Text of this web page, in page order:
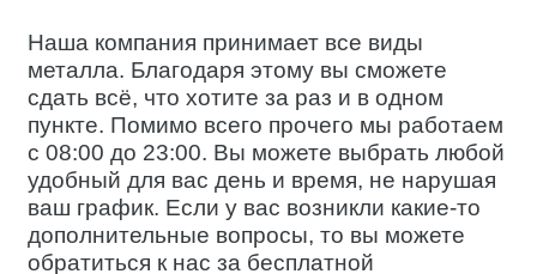
Наша компания принимает все виды
металла. Благодаря этому вы сможете
сдать всё, что хотите за раз и в одном
пункте. Помимо всего прочего мы работаем
с 08:00 до 23:00. Вы можете выбрать любой
удобный для вас день и время, не нарушая
ваш график. Если у вас возникли какие-то
дополнительные вопросы, то вы можете
обратиться к нас за бесплатной